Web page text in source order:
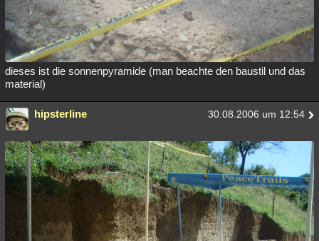
dieses ist die sonnenpyramide (man beachte den baustil und das
material)
hipsterline 30.08.2006 um 12:54